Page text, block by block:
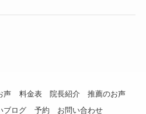
声 料金表 院長紹介
推薦のお声
ブログ 予約 お問い合わせ